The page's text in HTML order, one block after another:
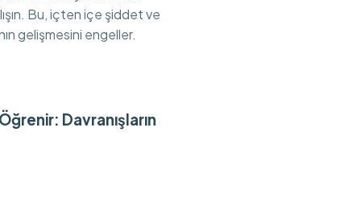
Bu, içten içe şiddet ve
gelişmesini engeller.
Davranışların